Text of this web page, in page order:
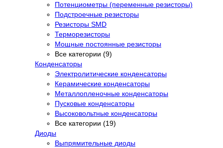
Потенциометры (переменные резисторы)
Подстроечные резисторы
Резисторы SMD
Терморезисторы
Мощные постоянные резисторы
Все категории (9)
Конденсаторы
Электролитические конденсаторы
Керамические конденсаторы
Металлопленочные конденсаторы
Пусковые конденсаторы
Высоковольтные конденсаторы
Все категории (19)
Диоды
Выпрямительные диоды